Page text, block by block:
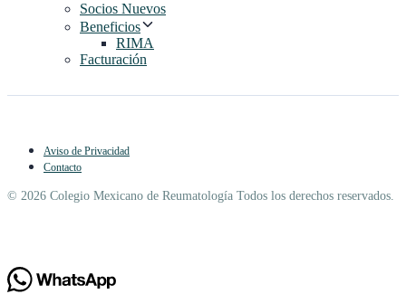
Socios Nuevos
Beneficios
RIMA
Facturación
Aviso de Privacidad
Contacto
© 2026 Colegio Mexicano de Reumatología Todos los derechos reservados.